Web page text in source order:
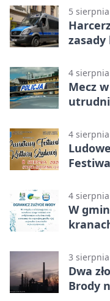
5
zasady
4
Mecz
4
4
W
3
Dwa
Brody